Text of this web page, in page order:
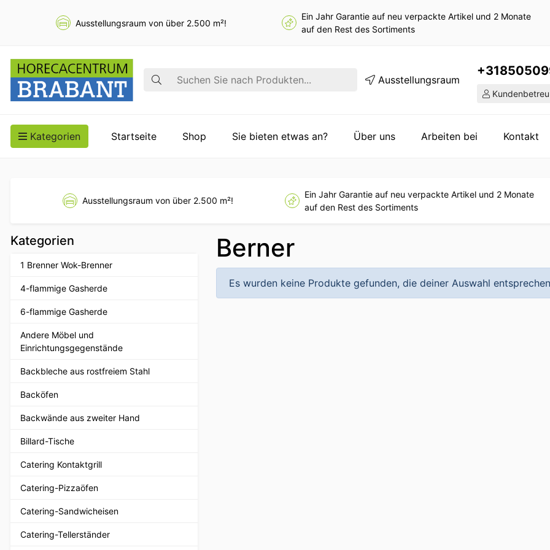
Ausstellungsraum von über 2.500 m²!
Ein Jahr Garantie auf neu verpackte Artikel und 2 Monate
auf den Rest des Sortiments
Suche Ausstellungsraum
Kategorien Startseite Shop Sie bieten etwas an? Über uns Arbeiten bei Kontakt
Ausstellungsraum von über 2.500 m²!
Ein Jahr Garantie auf neu verpackte Artikel und 2 Monate
auf den Rest des Sortiments
Kategorien
1 Brenner Wok-Brenner
4-flammige Gasherde
6-flammige Gasherde
Andere Möbel und
Einrichtungsgegenstände
Backbleche aus rostfreiem Stahl
Backöfen
Backwände aus zweiter Hand
Billard-Tische
Catering Kontaktgrill
Catering-Pizzaöfen
Catering-Sandwicheisen
Catering-Tellerständer
Berner
Es wurden keine Produkte gefunden, die deiner Auswahl